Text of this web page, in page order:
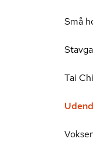
Små
Tai Chi